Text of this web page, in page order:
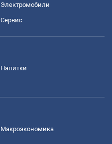
Электромобили
Сервис
Напитки
Mакроэкономика